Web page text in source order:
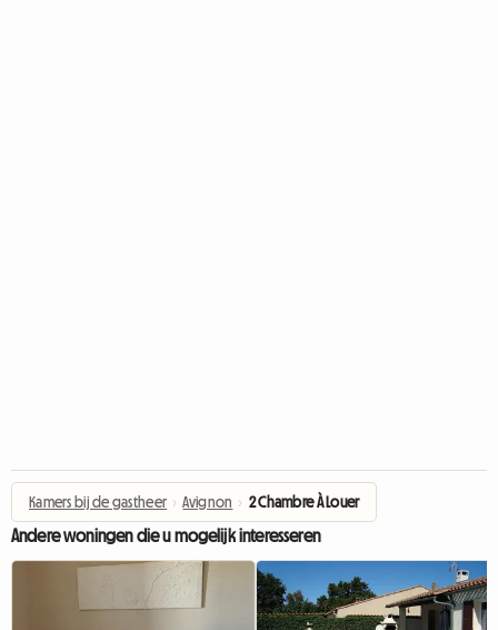
Kamers bij de gastheer › Avignon › 2 Chambre À Louer
Andere woningen die u mogelijk interesseren